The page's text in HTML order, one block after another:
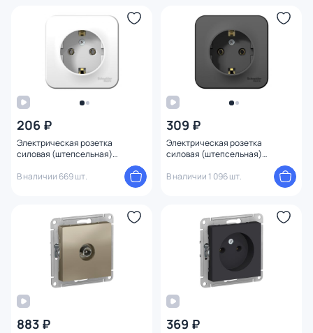
206 ₽
Электрическая розетка
силовая (штепсельная)
1509845
В наличии 669 шт.
309 ₽
Электрическая розетка
силовая (штепсельная)
1509841
В наличии 1 096 шт.
883 ₽ 369 ₽